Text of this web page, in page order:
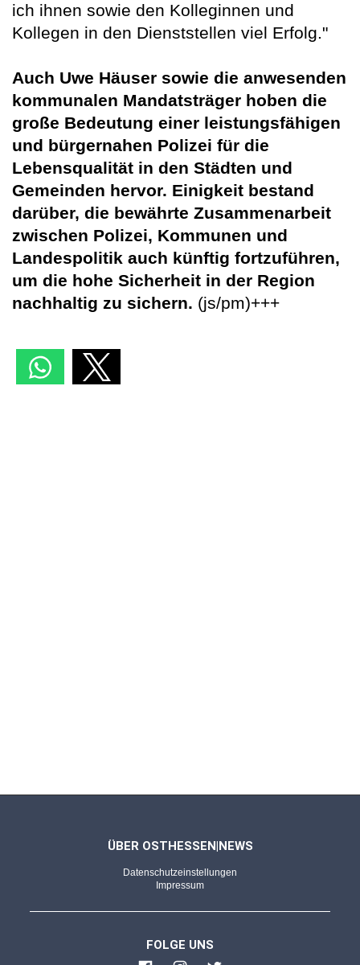
ich ihnen sowie den Kolleginnen und
Kollegen in den Dienststellen viel Erfolg."
Auch Uwe Häuser sowie die anwesenden
kommunalen Mandatsträger hoben die
große Bedeutung einer leistungsfähigen
und bürgernahen Polizei für die
Lebensqualität in den Städten und
Gemeinden hervor. Einigkeit bestand
darüber, die bewährte Zusammenarbeit
zwischen Polizei, Kommunen und
Landespolitik auch künftig fortzuführen,
um die hohe Sicherheit in der Region
nachhaltig zu sichern. (js/pm)+++
ÜBER OSTHESSEN|NEWS
Datenschutzeinstellungen
Impressum
FOLGE UNS